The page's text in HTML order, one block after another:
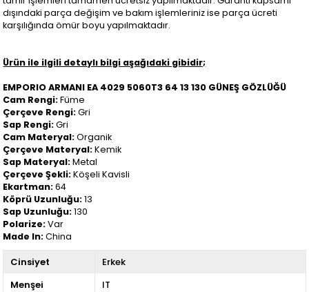
dışındaki parça değişim ve bakım işlemleriniz ise parça ücreti
karşılığında ömür boyu yapılmaktadır.
Ürün ile ilgili detaylı bilgi aşağıdaki gibidir;
EMPORIO ARMANI EA 4029 5060T3 64 13 130 GÜNEŞ GÖZLÜĞÜ
Cam Rengi:Füme
Çerçeve Rengi:Gri
Sap Rengi:Gri
Cam Materyal:Organik
Çerçeve Materyal:Kemik
Sap Materyal:Metal
Çerçeve Şekli:Köşeli Kavisli
Ekartman:64
Köprü Uzunluğu:13
Sap Uzunluğu:130
Polarize:Var
Made In:China
Cinsiyet
Erkek
Menşei
IT